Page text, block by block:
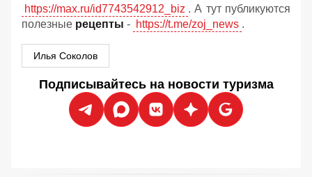
https://max.ru/id7743542912_biz . А тут публикуются
полезные рецепты - https://t.me/zoj_news .
Илья Соколов
Подписывайтесь на новости туризма